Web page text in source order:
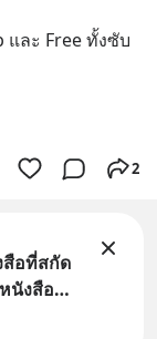
และ Free ทั้งซับ
2
สือที่สกัด
นังสือ